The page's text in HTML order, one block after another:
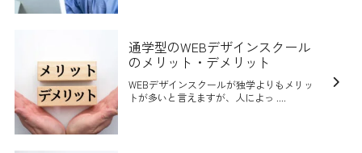
通学型のWEBデザインスクール
のメリット・デメリット
WEBデザインスクールが独学よりもメリッ
トが多いと言えますが、人によっ ....